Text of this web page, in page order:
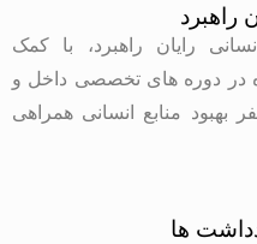
راهبرد، با کمک
تخصصی داخل و
انسانی همراهی